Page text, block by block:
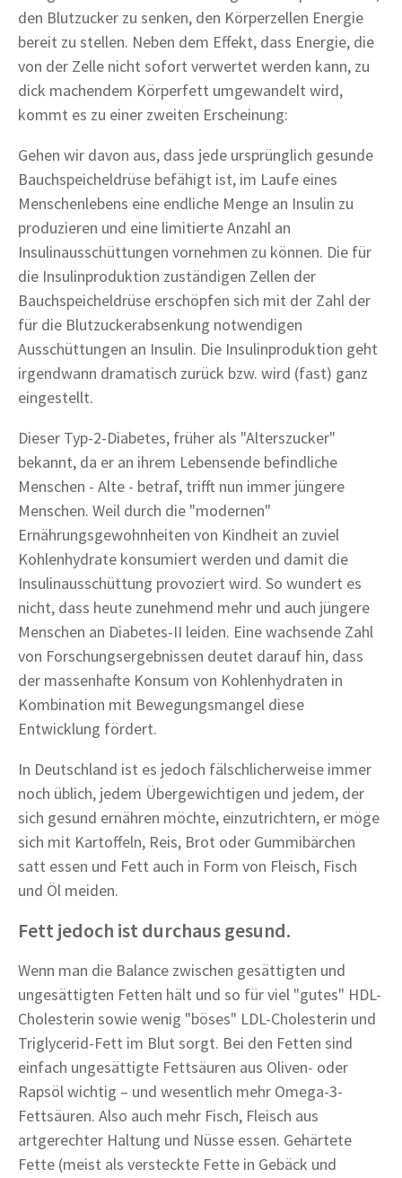
den Blutzucker zu senken, den Körperzellen Energie
bereit zu stellen. Neben dem Effekt, dass Energie, die
von der Zelle nicht sofort verwertet werden kann, zu
dick machendem Körperfett umgewandelt wird,
kommt es zu einer zweiten Erscheinung:
Gehen wir davon aus, dass jede ursprünglich gesunde
Bauchspeicheldrüse befähigt ist, im Laufe eines
Menschenlebens eine endliche Menge an Insulin zu
produzieren und eine limitierte Anzahl an
Insulinausschüttungen vornehmen zu können. Die für
die Insulinproduktion zuständigen Zellen der
Bauchspeicheldrüse erschöpfen sich mit der Zahl der
für die Blutzuckerabsenkung notwendigen
Ausschüttungen an Insulin. Die Insulinproduktion geht
irgendwann dramatisch zurück bzw. wird (fast) ganz
eingestellt.
Dieser Typ-2-Diabetes, früher als "Alterszucker"
bekannt, da er an ihrem Lebensende befindliche
Menschen - Alte - betraf, trifft nun immer jüngere
Menschen. Weil durch die "modernen"
Ernährungsgewohnheiten von Kindheit an zuviel
Kohlenhydrate konsumiert werden und damit die
Insulinausschüttung provoziert wird. So wundert es
nicht, dass heute zunehmend mehr und auch jüngere
Menschen an Diabetes-II leiden. Eine wachsende Zahl
von Forschungsergebnissen deutet darauf hin, dass
der massenhafte Konsum von Kohlenhydraten in
Kombination mit Bewegungsmangel diese
Entwicklung fördert.
In Deutschland ist es jedoch fälschlicherweise immer
noch üblich, jedem Übergewichtigen und jedem, der
sich gesund ernähren möchte, einzutrichtern, er möge
sich mit Kartoffeln, Reis, Brot oder Gummibärchen
satt essen und Fett auch in Form von Fleisch, Fisch
und Öl meiden.
Fett jedoch ist durchaus gesund.
Wenn man die Balance zwischen gesättigten und
ungesättigten Fetten hält und so für viel "gutes" HDL-
Cholesterin sowie wenig "böses" LDL-Cholesterin und
Triglycerid-Fett im Blut sorgt. Bei den Fetten sind
einfach ungesättigte Fettsäuren aus Oliven- oder
Rapsöl wichtig – und wesentlich mehr Omega-3-
Fettsäuren. Also auch mehr Fisch, Fleisch aus
artgerechter Haltung und Nüsse essen. Gehärtete
Fette (meist als versteckte Fette in Gebäck und